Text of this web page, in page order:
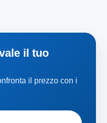
il tuo
il prezzo con i